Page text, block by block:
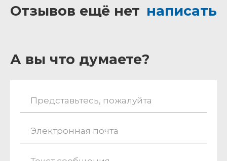
Отзывов ещё нет написать
А вы что думаете?